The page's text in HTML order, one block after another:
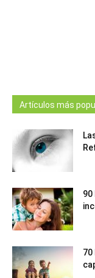
Artículos más
90
70